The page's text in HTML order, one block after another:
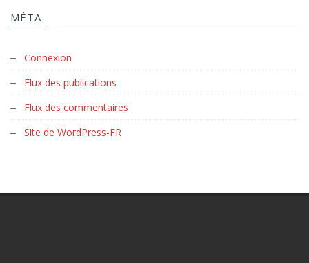
MÉTA
Connexion
Flux des publications
Flux des commentaires
Site de WordPress-FR